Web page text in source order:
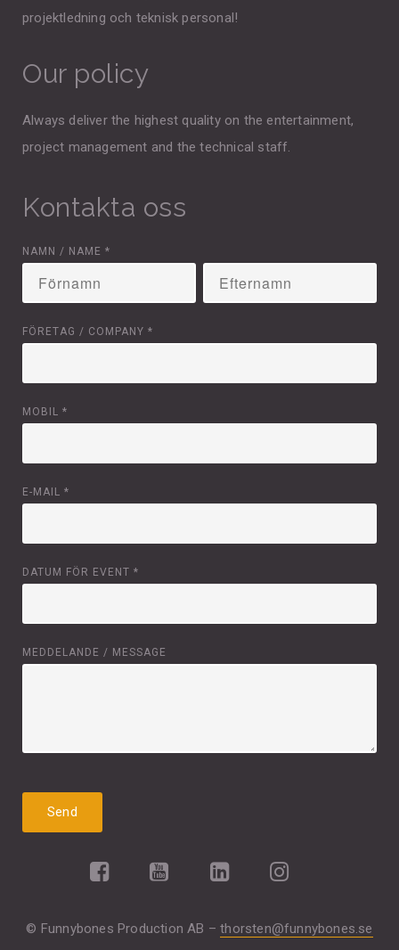
projektledning och teknisk personal!
Our policy
Always deliver the highest quality on the entertainment,
project management and the technical staff.
Kontakta oss
NAMN / NAME *
FÖRETAG / COMPANY *
MOBIL *
E-MAIL *
DATUM FÖR EVENT *
MEDDELANDE / MESSAGE
© Funnybones Production AB –thorsten@funnybones.se